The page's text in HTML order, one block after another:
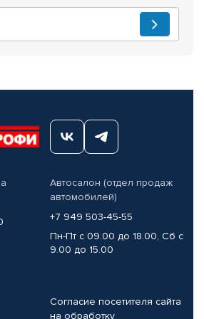
Автосалон (отдел продаж
автомобилей)
+7 949 503-45-55
Пн-Пт с 09.00 до 18.00, Сб с
9.00 до 15.00
Согласие посетителя сайта
на обработку